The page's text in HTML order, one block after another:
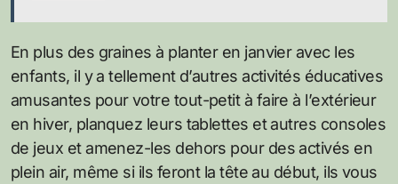
En plus des graines à planter en janvier avec les
enfants, il y a tellement d’autres activités éducatives
amusantes pour votre tout-petit à faire à l’extérieur
en hiver, planquez leurs tablettes et autres consoles
de jeux et amenez-les dehors pour des activés en
plein air, même si ils feront la tête au début, ils vous